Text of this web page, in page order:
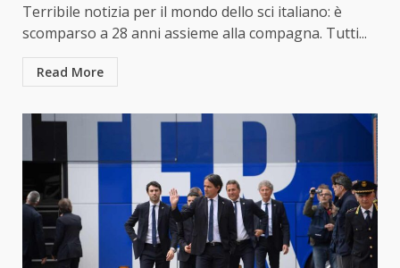
Terribile notizia per il mondo dello sci italiano: è
scomparso a 28 anni assieme alla compagna. Tutti...
Read More